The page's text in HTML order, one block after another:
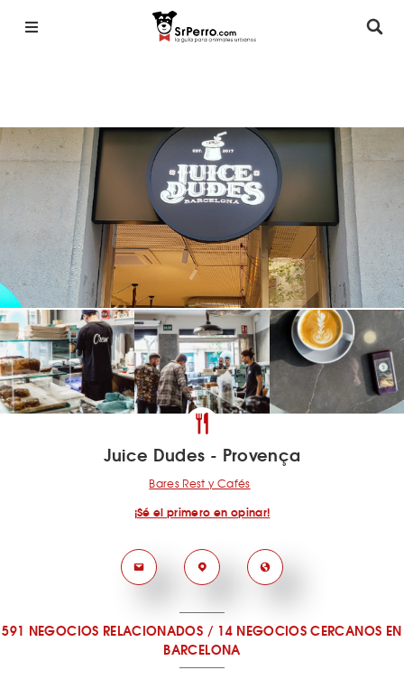
Juice Dudes - Provença
Bares Rest y Cafés
¡Sé el primero en opinar!
591 NEGOCIOS RELACIONADOS / 14 NEGOCIOS CERCANOS EN
BARCELONA